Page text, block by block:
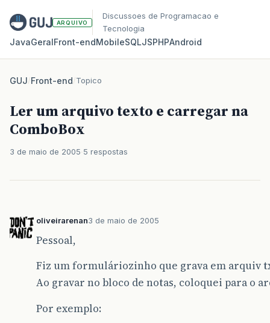
ARQUIVO
Discussoes de Programacao e
Tecnologia
JavaGeralFront‑endMobileSQLJSPHPAndroid
GUJ/Front-end/Topico
Ler um arquivo texto e carregar na
ComboBox
3 de maio de 2005 5 respostas
oliveirarenan3 de maio de 2005
Pessoal,
Fiz um formuláriozinho que grava em arquiv
Ao gravar no bloco de notas, coloquei para o
Por exemplo: